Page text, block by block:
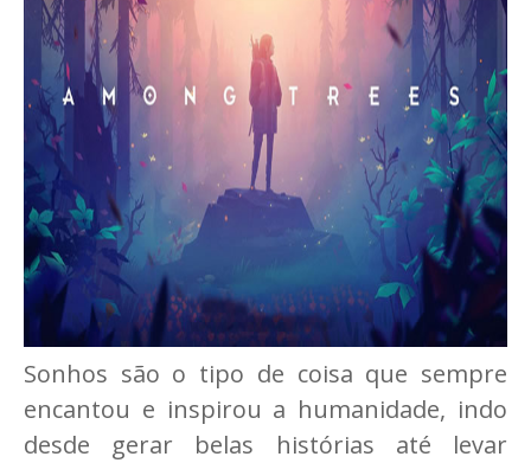
Sonhos são o tipo de coisa que sempre
encantou e inspirou a humanidade, indo
desde gerar belas histórias até levar